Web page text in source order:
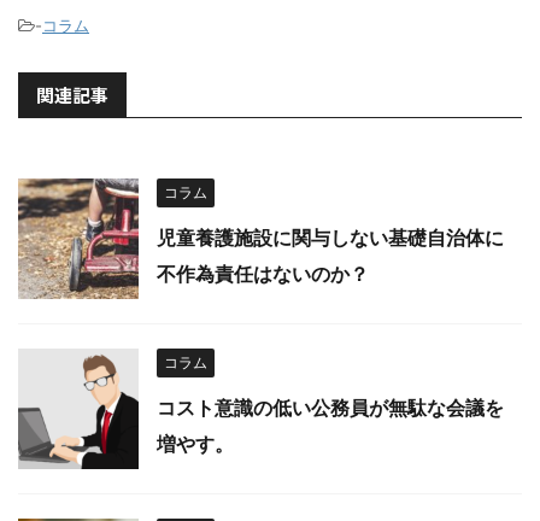
-コラム
関連記事
コラム
児童養護施設に関与しない基礎自治体に
不作為責任はないのか？
コラム
コスト意識の低い公務員が無駄な会議を
増やす。